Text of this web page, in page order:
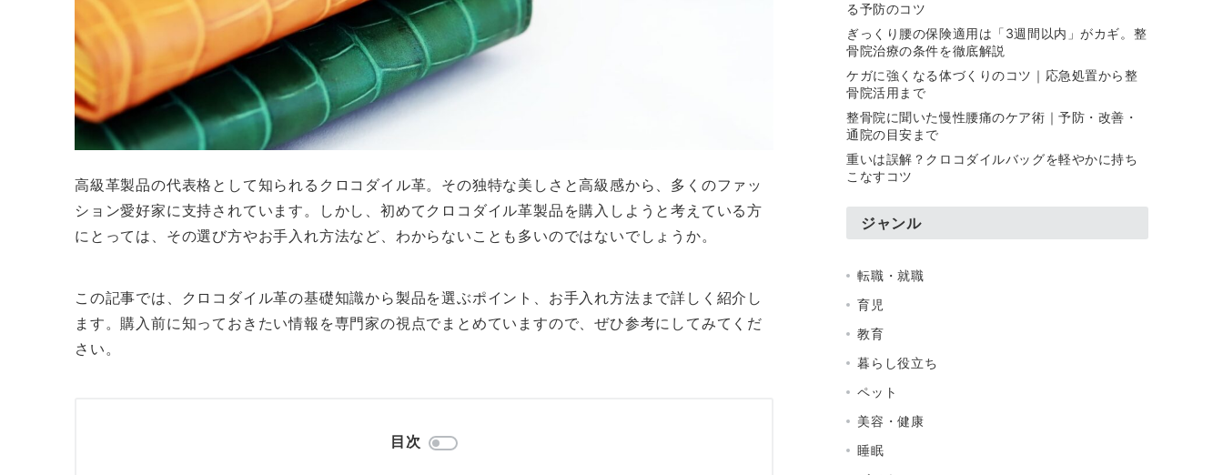
高級革製品の代表格として知られるクロコダイル革。その独特な美しさと高級感から、多くのファッ
ション愛好家に支持されています。しかし、初めてクロコダイル革製品を購入しようと考えている方
にとっては、その選び方やお手入れ方法など、わからないことも多いのではないでしょうか。
この記事では、クロコダイル革の基礎知識から製品を選ぶポイント、お手入れ方法まで詳しく紹介し
ます。購入前に知っておきたい情報を専門家の視点でまとめていますので、ぜひ参考にしてみてくだ
さい。
目次
る予防のコツ
ぎっくり腰の保険適用は「3週間以内」がカギ。整
骨院治療の条件を徹底解説
ケガに強くなる体づくりのコツ｜応急処置から整
骨院活用まで
整骨院に聞いた慢性腰痛のケア術｜予防・改善・
通院の目安まで
重いは誤解？クロコダイルバッグを軽やかに持ち
こなすコツ
ジャンル
転職・就職
育児
教育
暮らし役立ち
ペット
美容・健康
睡眠